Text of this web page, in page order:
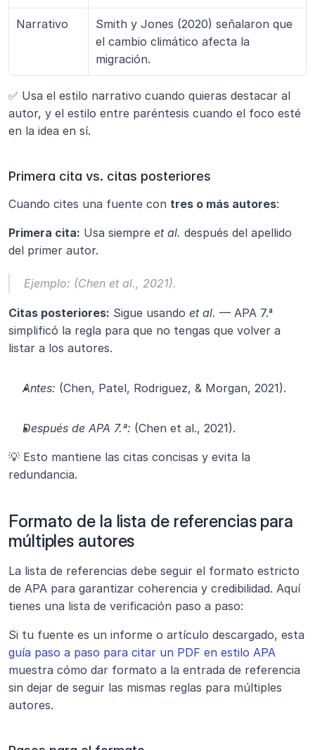
Narrativo
Smith y Jones (2020) señalaron que
el cambio climático afecta la
migración.
✅ Usa el estilo narrativo cuando quieras destacar al
autor, y el estilo entre paréntesis cuando el foco esté
en la idea en sí.
Primera cita vs. citas posteriores
Cuando cites una fuente con tres o más autores:
Primera cita: Usa siempre et al. después del apellido
del primer autor.
Ejemplo: (Chen et al., 2021).
Citas posteriores: Sigue usando et al. — APA 7.ª
simplificó la regla para que no tengas que volver a
listar a los autores.
Antes: (Chen, Patel, Rodriguez, & Morgan, 2021).
Después de APA 7.ª: (Chen et al., 2021).
💡 Esto mantiene las citas concisas y evita la
redundancia.
Formato de la lista de referencias para
múltiples autores
La lista de referencias debe seguir el formato estricto
de APA para garantizar coherencia y credibilidad. Aquí
tienes una lista de verificación paso a paso:
guía paso a paso para citar un PDF en estilo APA
muestra cómo dar formato a la entrada de referencia
sin dejar de seguir las mismas reglas para múltiples
autores.